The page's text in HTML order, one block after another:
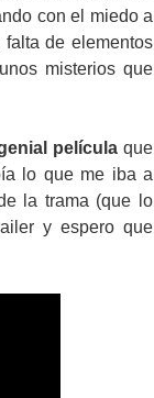
con el miedo a
de elementos
misterios que
película que
lo que me iba a
la trama (que lo
y espero que